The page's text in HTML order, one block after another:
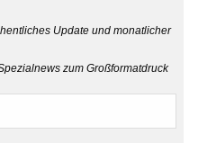
Update und monatlicher
zum Großformatdruck